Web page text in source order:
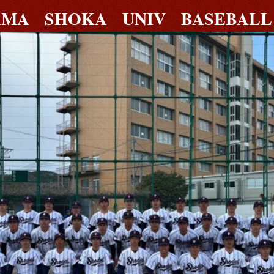
SHOKA UNIV